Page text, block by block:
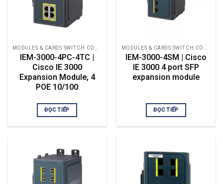
MODULES & CARDS SWITCH CÔNG NGHIỆP
IEM-3000-4PC-4TC |
Cisco IE 3000
Expansion Module, 4
POE 10/100
ĐỌC TIẾP
MODULES & CARDS SWITCH CÔNG NGHIỆP
IEM-3000-4SM | Cisco
IE 3000 4 port SFP
expansion module
ĐỌC TIẾP